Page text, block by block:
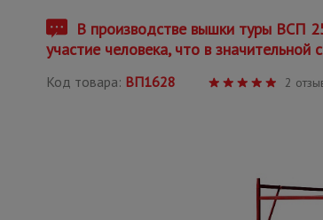
Подмости
Сетка, тенты,
Строительные
Фанера
В производстве вышки туры ВСП
участие человека, что в значительной
Код товара: ВП1628 2